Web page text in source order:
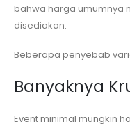
bahwa harga umumnya
disediakan.
Beberapa penyebab
Banyaknya
Event minimal mungkin